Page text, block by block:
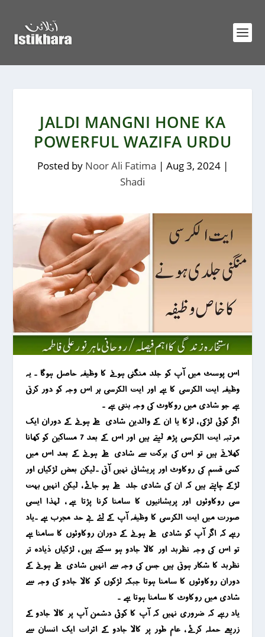
JALDI MANGNI HONE KA
POWERFUL WAZIFA URDU
Posted by Noor Ali Fatima | Aug 3, 2024|
Shadi
اس پوسٹ میں آپ کو جلد منگنی ہونے کا وظیفہ حاصل ہوگا ۔ یہ
وظیفہ ایت الکرسی کا ہے اور ایت الکرسی ہر اس وجہ کو دور کرتی
ہے جو شادی میں روکاوٹ کی وجہ بنتی ہے ۔
اگر کوئی لڑکی ، لڑکا یا ان کے والدین شادی طے ہونے کے دوران ایک
مرتبہ ایت الکرسی پڑھ لیتے ہیں اور اس کے بعد 7 مساکین کو کھانا
کھلاتے ہیں تو اس کی برکت سے شادی طے ہونے کے بعد اس میں
کسی قسم کی روکاوٹ اور پریشانی نہیں آتی ۔لیکن بعض لڑکیاں اور
لڑکے چاہتے ہیں کہ ان کی شادی جلد طے ہو جائے ، لیکن انہیں بہت
سی روکاوٹوں اور پریشانیوں کا سامنا کرنا پڑتا ہے ، لہذا ایسی
صؤرت میں ایت الکرسی کا وظیفہ آپ کے لئے بے حد مجرب ہے ۔یاد
رہے کہ اگر آپ کو شادی طے ہونے کے دوران روکاوٹوں کا سامنا ہے
تو اس کی وجہ نظربد اور کالا جادو ہو سکتے ہیں ، لڑکیاں ذیادہ تر
نظربد کا شکار ہوتی ہیں جس کی وجہ سے انہیں شادی طے ہونے کے
دوران روکاوٹوں کا سامنا ہوتا جبکہ لڑکوں کو کالا جادو کی وجہ سے
شادی میں روکاوٹ کا سامنا ہوتا ہے ۔
یاد رہے کہ ضروری نہیں کہ آپ کا کوئی دشمن آپ پر کالا جادو کے
زریعے حملہ کرئے ، عام طور پر کالا جادو کے اثرات ایک انسان سے